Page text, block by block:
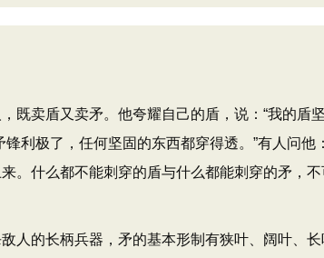
卖盾又卖矛。他夸耀自己的盾，说：“我的盾
锋利极了，任何坚固的东西都穿得透。”有人问他
。什么都不能刺穿的盾与什么都能刺穿的矛，不
人的长柄兵器，矛的基本形制有狭叶、阔叶、长